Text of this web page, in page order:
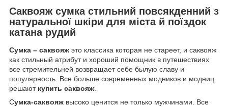
Саквояж сумка стильний повсякденний з
натуральної шкіри для міста й поїздок
катана рудий
Сумка – саквояж это классика которая не стареет, и саквояж
как стильный атрибут и хороший помощник в путешествиях
все стремительней возвращает себе былую славу и
популярность. Все больше современных модников и модниц
решают купить саквояж.
Сумка-саквояж высоко ценится не только мужчинами. Все